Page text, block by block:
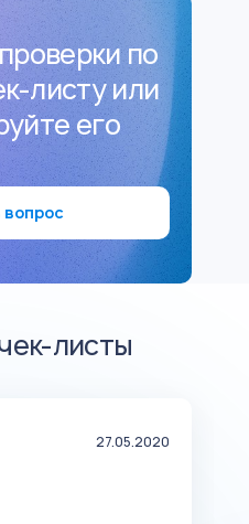
по
листу или
его
вопрос
листы
27.05.2020